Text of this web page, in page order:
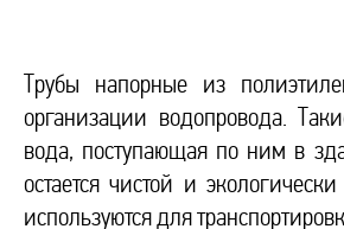
Трубы напорные из
организации водопровода.
вода, поступающая по ним в
остается чистой и
используются для